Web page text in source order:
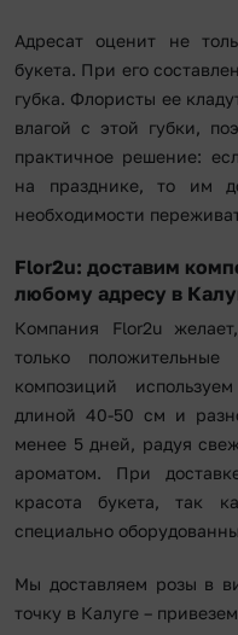
Адресат оценит не
букета. При его
губка. Флористы ее
влагой с этой губки,
практичное решение:
на празднике, то им
необходимости
Flor2u: доставим
любому адресу в
Компания Flor2u
только
композиций
длиной 40-50 см и
менее 5 дней, радуя
ароматом. При
красота букета, так
специально
Мы доставляем розы в
точку в Калуге –